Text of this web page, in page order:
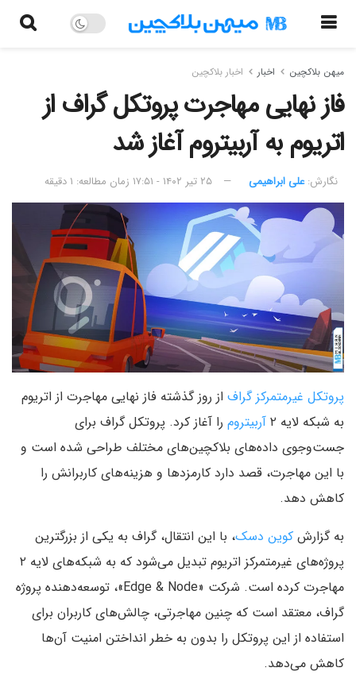
میهن بلاکچین اخبار اخبار بلاکچین
فاز نهایی مهاجرت پروتکل گراف از
اتریوم به آربیتروم آغاز شد
نگارش:‌ علی ابراهیمی ۲۵ تیر ۱۴۰۲ - ۱۷:۵۱ زمان مطالعه: ۱ دقیقه
پروتکل غیرمتمرکز گراف از روز گذشته فاز نهایی مهاجرت از اتریوم
به شبکه لایه ۲
آربیتروم را آغاز کرد. پروتکل گراف برای
جست‌وجوی داده‌های بلاکچین‌های مختلف طراحی شده است و
با این مهاجرت، قصد دارد کارمزدها و هزینه‌های کاربرانش را
کاهش دهد.
به گزارش کوین دسک، با این انتقال، گراف به یکی از بزرگترین
پروژه‌های غیرمتمرکز اتریوم تبدیل می‌شود که به شبکه‌های لایه ۲
مهاجرت کرده است. شرکت «Edge & Node»، توسعه‌دهنده پروژه
گراف، معتقد است که چنین مهاجرتی، چالش‌های کاربران برای
استفاده از این پروتکل را بدون به خطر انداختن امنیت آن‌ها
کاهش می‌دهد.